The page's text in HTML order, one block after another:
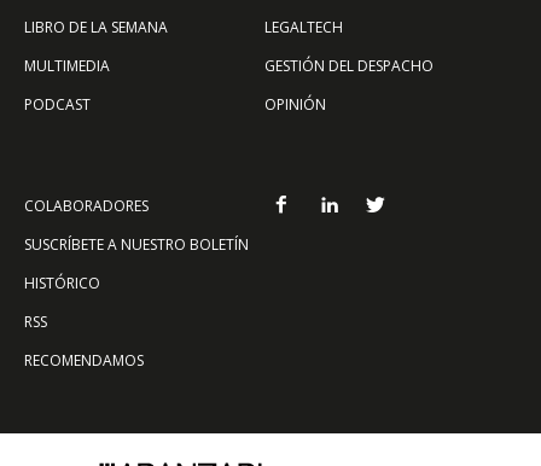
LIBRO DE LA SEMANA
MULTIMEDIA
PODCAST
LEGALTECH
GESTIÓN DEL DESPACHO
OPINIÓN
COLABORADORES
SUSCRÍBETE A NUESTRO BOLETÍN
HISTÓRICO
RSS
RECOMENDAMOS